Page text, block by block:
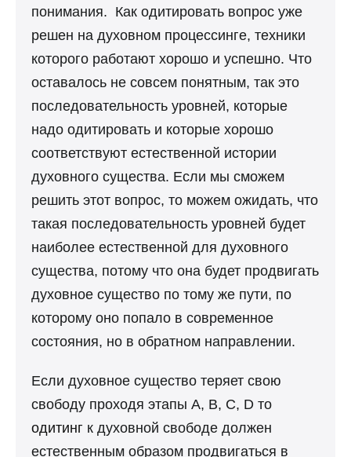
понимания. Как одитировать вопрос уже
решен на духовном процессинге, техники
которого работают хорошо и успешно. Что
оставалось не совсем понятным, так это
последовательность уровней, которые
надо одитировать и которые хорошо
соответствуют естественной истории
духовного существа. Если мы сможем
решить этот вопрос, то можем ожидать, что
такая последовательность уровней будет
наиболее естественной для духовного
существа, потому что она будет продвигать
духовное существо по тому же пути, по
которому оно попало в современное
состояния, но в обратном направлении.
Если духовное существо теряет свою
свободу проходя этапы А, В, С, D то
одитинг к духовной свободе должен
естественным образом продвигаться в